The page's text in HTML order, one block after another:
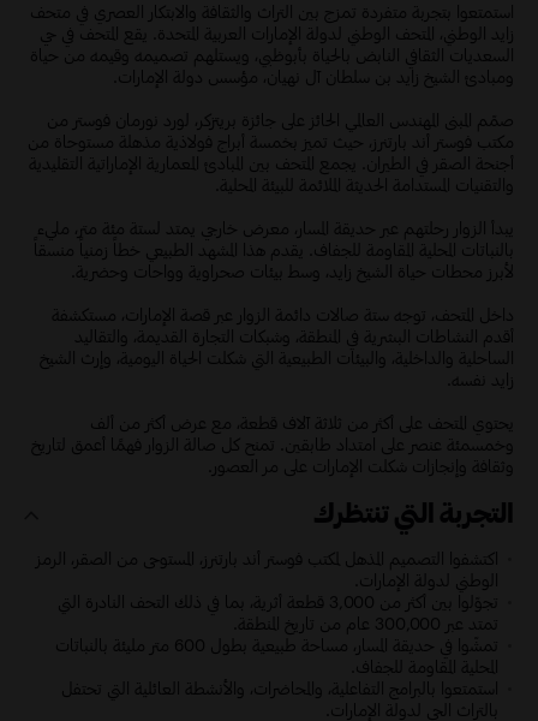
استمتعوا بتجربة متفردة تمزج بين التراث والثقافة والابتكار العصري في متحف
زايد الوطني، المتحف الوطني لدولة الإمارات العربية المتحدة. يقع المتحف في حي
السعديات الثقافي النابض بالحياة بأبوظبي، ويستلهم تصميمه وقيمه من حياة
ومبادئ الشيخ زايد بن سلطان آل نهيان، مؤسس دولة الإمارات.
صمّم المبنى المهندس العالمي الحائز على جائزة بريتزكر، لورد نورمان فوستر من
مكتب فوستر أند بارتنرز، حيث تميز بخمسة أبراج فولاذية مذهلة مستوحاة من
أجنحة الصقر في الطيران. يجمع المتحف بين المبادئ المعمارية الإماراتية التقليدية
والتقنيات المستدامة الحديثة الملائمة للبيئة المحلية.
يبدأ الزوار رحلتهم عبر حديقة المسار، معرض خارجي يمتد لستة مئة متر، مليء
بالنباتات المحلية المقاومة للجفاف. يقدم هذا المشهد الطبيعي خطاً زمنياً منسقاً
لأبرز محطات حياة الشيخ زايد، وسط بيئات صحراوية وواحات وحضرية.
داخل المتحف، توجه ستة صالات دائمة الزوار عبر قصة الإمارات، مستكشفة
أقدم النشاطات البشرية في المنطقة، وشبكات التجارة القديمة، والتقاليد
الساحلية والداخلية، والبيئات الطبيعية التي شكلت الحياة اليومية، وإرث الشيخ
زايد نفسه.
يحتوي المتحف على أكثر من ثلاثة آلاف قطعة، مع عرض أكثر من ألف
وخمسمئة عنصر على امتداد طابقين. تمنح كل صالة الزوار فهمًا أعمق لتاريخ
وثقافة وإنجازات شكلت الإمارات على مر العصور.
التجربة التي تنتظرك
اكتشفوا التصميم المذهل لمكتب فوستر أند بارتنرز، المستوحى من الصقر، الرمز
الوطني لدولة الإمارات.
تجوّلوا بين أكثر من 3,000 قطعة أثرية، بما في ذلك التحف النادرة التي
تمتد عبر 300,000 عام من تاريخ المنطقة.
تمشّوا في حديقة المسار، مساحة طبيعية بطول 600 متر مليئة بالنباتات
المحلية المقاومة للجفاف.
استمتعوا بالبرامج التفاعلية، والمحاضرات، والأنشطة العائلية التي تحتفل
بالتراث الحي لدولة الإمارات.